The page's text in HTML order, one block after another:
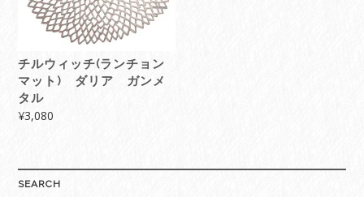
チルウィッチ(ランチョン
マット) ダリア ガンメ
タル
¥3,080
SEARCH